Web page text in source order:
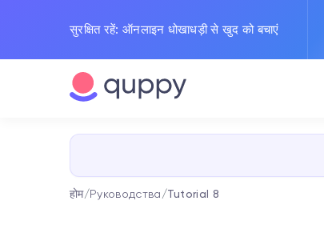
सुरक्षित रहें: ऑनलाइन धोखाधड़ी से खुद को बचाएं
होम/Руководства/Tutorial 8